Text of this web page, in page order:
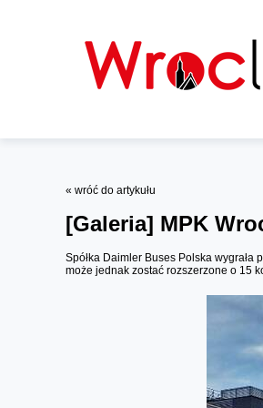
« wróć do artykułu
[Galeria] MPK
Spółka Daimler Buses Polska
może jednak zostać rozszerzone o 15